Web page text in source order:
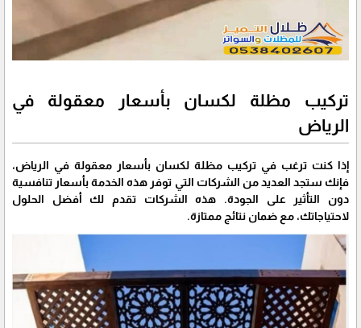
تركيب مظلة لكسان بأسعار معقولة في
الرياض
إذا كنت ترغب في تركيب مظلة لكسان بأسعار معقولة في الرياض،
فإنك ستجد العديد من الشركات التي توفر هذه الخدمة بأسعار تنافسية
دون التأثير على الجودة. هذه الشركات تقدم لك أفضل الحلول
لاحتياجاتك، مع ضمان نتائج ممتازة.